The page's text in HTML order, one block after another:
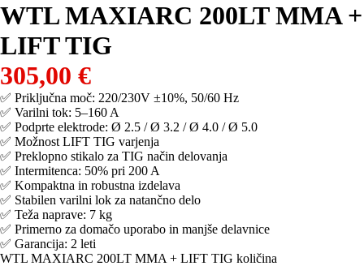
WTL Varilne naprave
Kontakt
Servis
WTL MAXIARC 200LT MMA +
LIFT TIG
305,00 €
✅ Priključna moč: 220/230V ±10%, 50/60 Hz
✅ Varilni tok: 5–160 A
✅ Podprte elektrode: Ø 2.5 / Ø 3.2 / Ø 4.0 / Ø 5.0
✅ Možnost LIFT TIG varjenja
✅ Preklopno stikalo za TIG način delovanja
✅ Intermitenca: 50% pri 200 A
✅ Kompaktna in robustna izdelava
✅ Stabilen varilni lok za natančno delo
✅ Teža naprave: 7 kg
✅ Primerno za domačo uporabo in manjše delavnice
✅ Garancija: 2 leti
WTL MAXIARC 200LT MMA + LIFT TIG količina